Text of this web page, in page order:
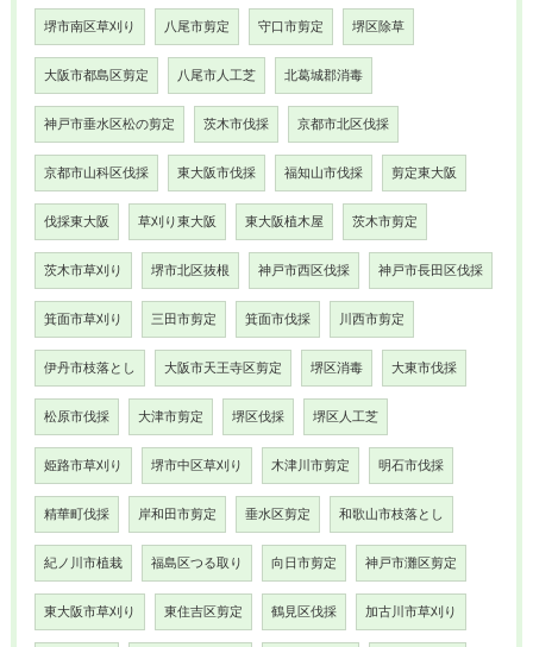
堺市南区草刈り 八尾市剪定 守口市剪定 堺区除草
大阪市都島区剪定 八尾市人工芝 北葛城郡消毒
神戸市垂水区松の剪定 茨木市伐採 京都市北区伐採
京都市山科区伐採 東大阪市伐採 福知山市伐採 剪定東大阪
伐採東大阪 草刈り東大阪 東大阪植木屋 茨木市剪定
茨木市草刈り 堺市北区抜根 神戸市西区伐採 神戸市長田区伐採
箕面市草刈り 三田市剪定 箕面市伐採 川西市剪定
伊丹市枝落とし 大阪市天王寺区剪定 堺区消毒 大東市伐採
松原市伐採 大津市剪定 堺区伐採 堺区人工芝
姫路市草刈り 堺市中区草刈り 木津川市剪定 明石市伐採
精華町伐採 岸和田市剪定 垂水区剪定 和歌山市枝落とし
紀ノ川市植栽 福島区つる取り 向日市剪定 神戸市灘区剪定
東大阪市草刈り 東住吉区剪定 鶴見区伐採 加古川市草刈り